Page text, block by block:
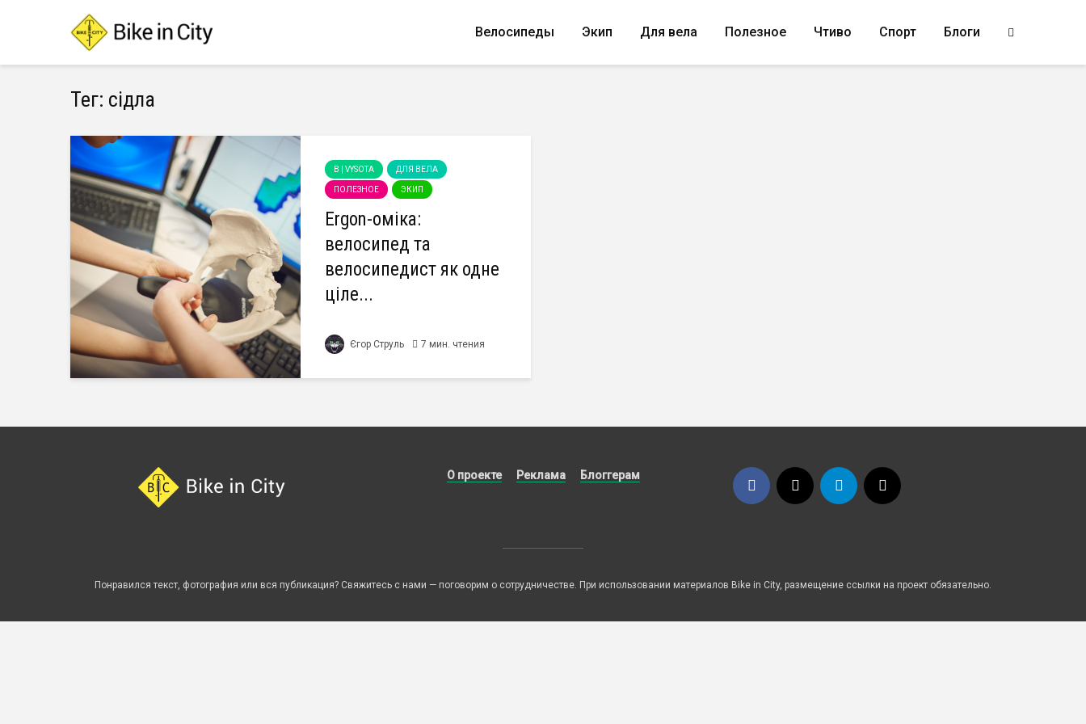
Велосипеды Экип Для вела Полезное Чтиво Спорт Блоги
Тег: сідла
B | VYSOTA ДЛЯ ВЕЛА
ПОЛЕЗНОЕ ЭКИП
Ergon-оміка:
велосипед та
велосипедист як одне
ціле...
Єгор Струль 7 мин. чтения
О проекте Реклама Блоггерам
Понравился текст, фотография или вся публикация? Свяжитесь с нами — поговорим о сотрудничестве. При использовании материалов Bike in City, размещение ссылки на проект обязательно.